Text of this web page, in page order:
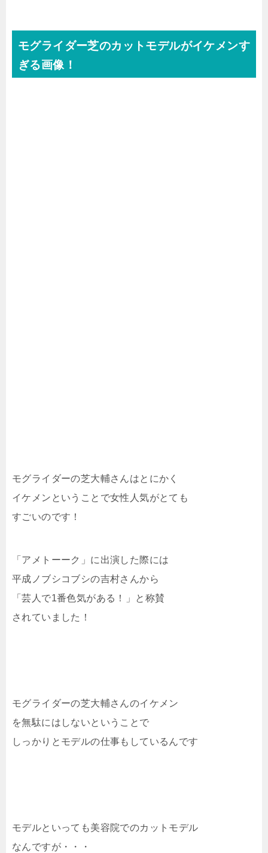
モグライダー芝のカットモデルがイケメンす
ぎる画像！
モグライダーの芝大輔さんはとにかく
イケメンということで女性人気がとても
すごいのです！
「アメトーーク」に出演した際には
平成ノブシコブシの吉村さんから
「芸人で1番色気がある！」と称賛
されていました！
モグライダーの芝大輔さんのイケメン
を無駄にはしないということで
しっかりとモデルの仕事もしているんです
モデルといっても美容院でのカットモデル
なんですが・・・